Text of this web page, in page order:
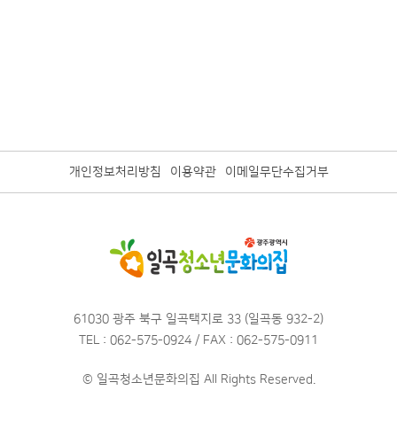
개인정보처리방침 이용약관 이메일무단수집거부
61030 광주 북구 일곡택지로 33 (일곡동 932-2)
TEL : 062-575-0924 / FAX : 062-575-0911
© 일곡청소년문화의집 All Rights Reserved.